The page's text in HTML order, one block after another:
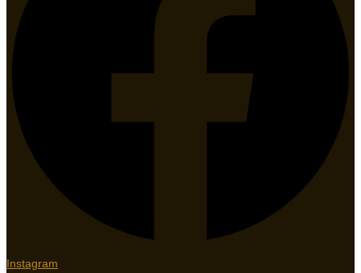
Instagram